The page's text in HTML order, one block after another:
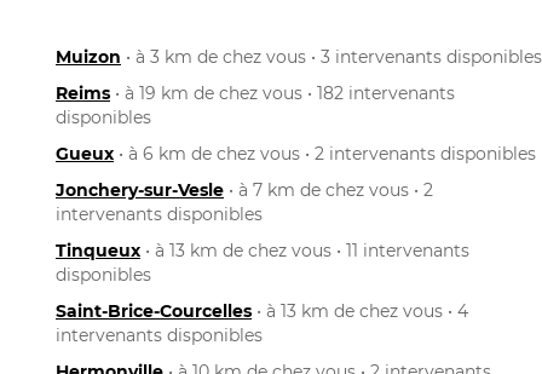
Muizon • à 3 km de chez vous • 3 intervenants disponibles
Reims • à 19 km de chez vous • 182 intervenants
disponibles
Gueux • à 6 km de chez vous • 2 intervenants disponibles
Jonchery-sur-Vesle • à 7 km de chez vous • 2
intervenants disponibles
Tinqueux • à 13 km de chez vous • 11 intervenants
disponibles
Saint-Brice-Courcelles • à 13 km de chez vous • 4
intervenants disponibles